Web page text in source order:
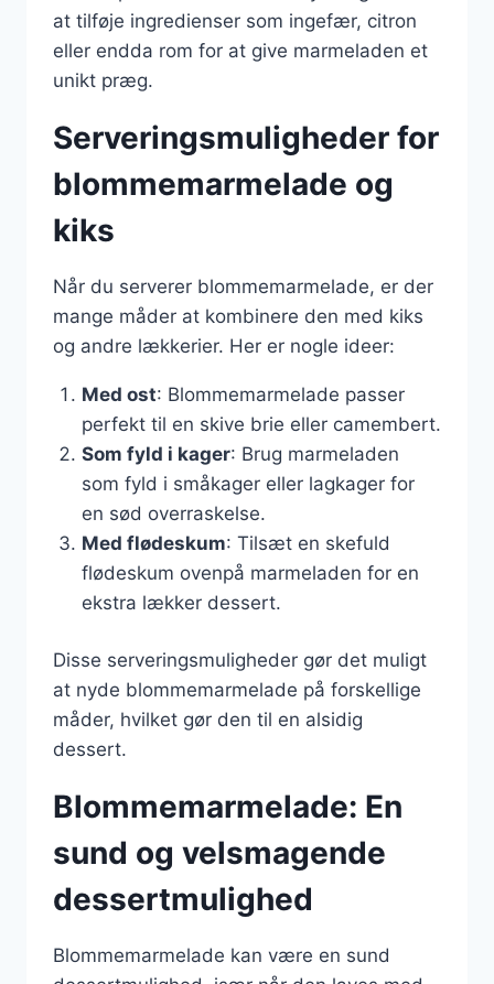
at tilføje ingredienser som ingefær, citron
eller endda rom for at give marmeladen et
unikt præg.
Serveringsmuligheder for
blommemarmelade og
kiks
Når du serverer blommemarmelade, er der
mange måder at kombinere den med kiks
og andre lækkerier. Her er nogle ideer:
Med ost: Blommemarmelade passer
perfekt til en skive brie eller camembert.
Som fyld i kager: Brug marmeladen
som fyld i småkager eller lagkager for
en sød overraskelse.
Med flødeskum: Tilsæt en skefuld
flødeskum ovenpå marmeladen for en
ekstra lækker dessert.
Disse serveringsmuligheder gør det muligt
at nyde blommemarmelade på forskellige
måder, hvilket gør den til en alsidig
dessert.
Blommemarmelade: En
sund og velsmagende
dessertmulighed
Blommemarmelade kan være en sund